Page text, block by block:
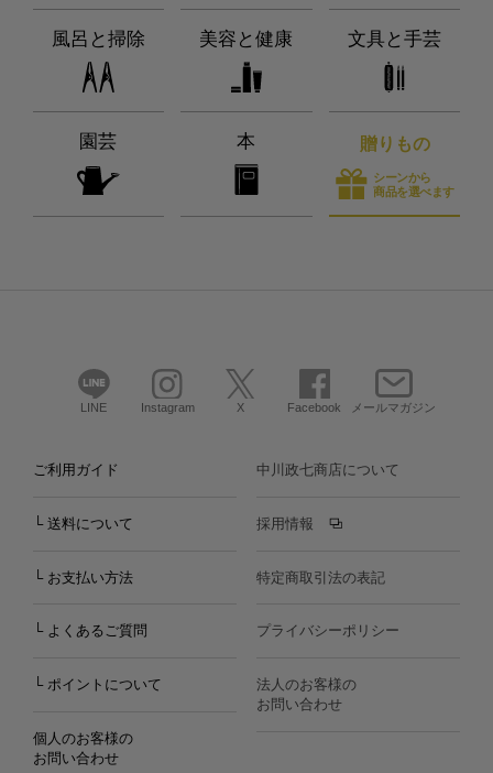
風呂と掃除 美容と健康 文具と手芸
園芸 本 贈りもの
シーンから
商品を選べます
LINE Instagram X Facebook メールマガジン
ご利用ガイド
└ 送料について
└ お支払い方法
└ よくあるご質問
└ ポイントについて
個人のお客様の
お問い合わせ
中川政七商店について
採用情報
特定商取引法の表記
プライバシーポリシー
法人のお客様の
お問い合わせ